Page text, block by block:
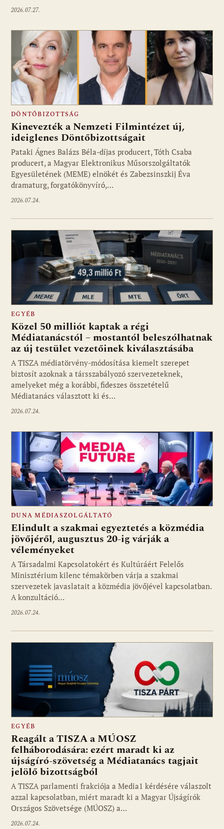
2026.07.27.
DÖNTŐBIZOTTSÁG
Kinevezték a Nemzeti Filmintézet új,
ideiglenes Döntőbizottságait
Pataki Ágnes Balázs Béla-díjas producert, Tóth Csaba
producert, a Magyar Elektronikus Műsorszolgáltatók
Egyesületének (MEME) elnökét és Zabezsinszkij Éva
dramaturg, forgatókönyvíró,…
2026.07.24.
EGYÉB
Közel 50 milliót kaptak a régi
Médiatanácstól – mostantól beleszólhatnak
az új testület vezetőinek kiválasztásába
A TISZA médiatörvény-módosítása kiemelt szerepet
biztosít azoknak a társszabályozó szervezeteknek,
amelyeket még a korábbi, fideszes összetételű
Médiatanács választott ki és…
2026.07.24.
DUNA MÉDIASZOLGÁLTATÓ
Elindult a szakmai egyeztetés a közmédia
jövőjéről, augusztus 20-ig várják a
véleményeket
A Társadalmi Kapcsolatokért és Kultúráért Felelős
Minisztérium kilenc témakörben várja a szakmai
szervezetek javaslatait a közmédia jövőjével kapcsolatban.
A konzultáció…
2026.07.24.
EGYÉB
Reagált a TISZA a MÚOSZ
felháborodására: ezért maradt ki az
újságíró-szövetség a Médiatanács tagjait
jelölő bizottságból
A TISZA parlamenti frakciója a Media1 kérdésére válaszolt
azzal kapcsolatban, miért maradt ki a Magyar Újságírók
Országos Szövetsége (MÚOSZ) a…
2026.07.24.